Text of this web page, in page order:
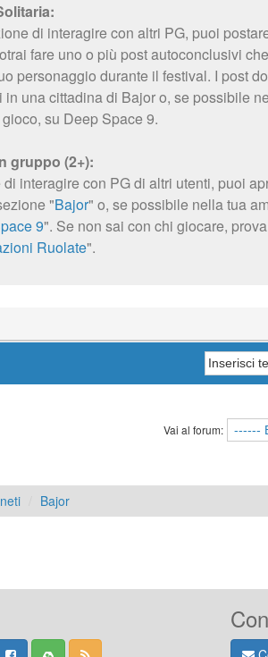
di interagire con altri PG, puoi
fare uno o più post autoconclusivi
personaggio durante il festival. I post
in una cittadina di Bajor o, se possibile
su Deep Space 9.
gruppo (2+):
interagire con PG di altri utenti, puoi
"Bajor" o, se possibile nella tua
9". Se non sai con chi giocare,
Ruolate".
Vai al forum:
Bajor